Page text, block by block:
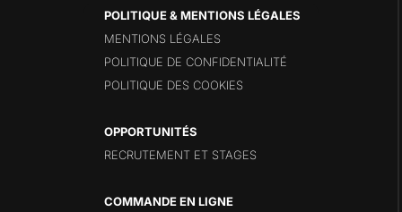
POLITIQUE & MENTIONS LÉGALES
MENTIONS LÉGALES
POLITIQUE DE CONFIDENTIALITÉ
POLITIQUE DES COOKIES
OPPORTUNITÉS
RECRUTEMENT ET STAGES
COMMANDE EN LIGNE